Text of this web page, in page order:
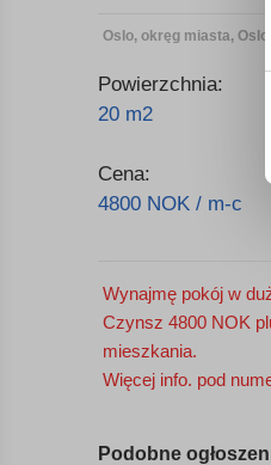
Oslo, okręg miasta, Oslo
Powierzchnia:
20 m2
Cena:
4800 NOK / m-c
Wynajmę pokój w
Czynsz 4800 NOK
mieszkania.
Więcej info. pod
Podobne